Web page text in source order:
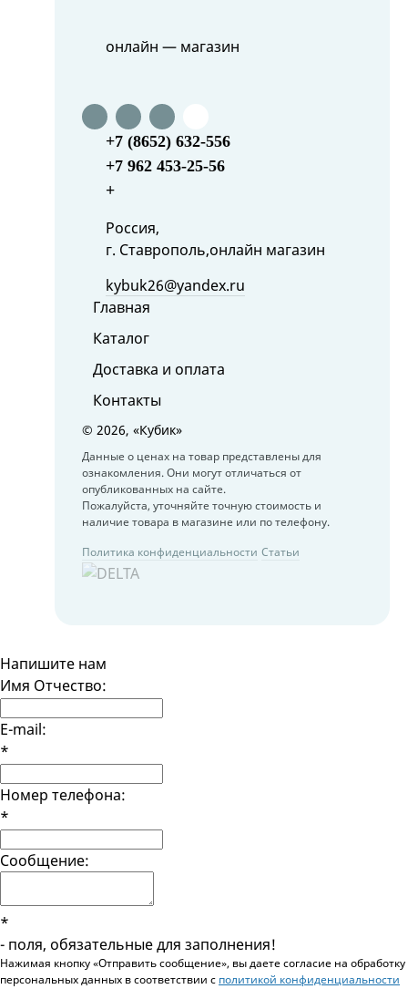
онлайн — магазин
+7 (8652) 632-556
+7 962 453-25-56
+
Россия,
г. Ставрополь,онлайн магазин
kybuk26@yandex.ru
Главная
Каталог
Доставка и оплата
Контакты
© 2026, «Кубик»
Данные о ценах на товар представлены для
ознакомления. Они могут отличаться от
опубликованных на сайте.
Пожалуйста, уточняйте точную стоимость и
наличие товара в магазине или по телефону.
Политика конфиденциальности Статьи
Напишите нам
Имя Отчество:
E-mail:
*
Номер телефона:
*
Сообщение:
*
- поля, обязательные для заполнения!
Нажимая кнопку «Отправить сообщение», вы даете согласие на обработку
персональных данных в соответствии c политикой конфиденциальности